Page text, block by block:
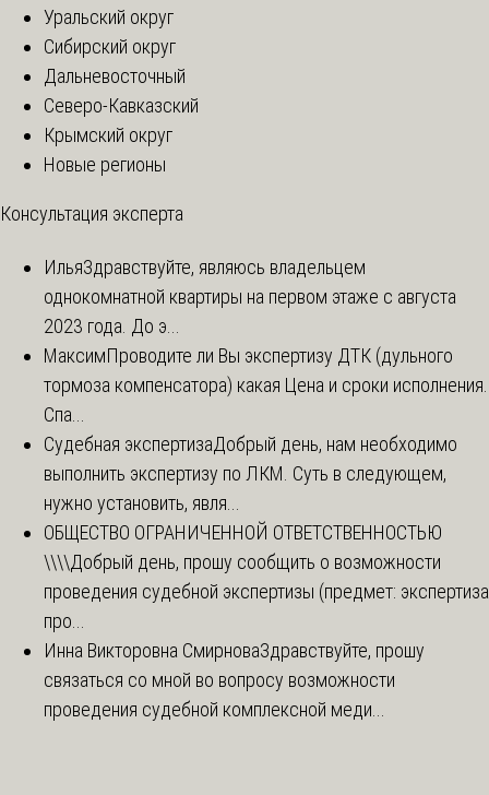
Уральский округ
Сибирский округ
Дальневосточный
Северо-Кавказский
Крымский округ
Новые регионы
Консультация эксперта
ИльяЗдравствуйте, являюсь владельцем
однокомнатной квартиры на первом этаже с августа
2023 года. До э...
МаксимПроводите ли Вы экспертизу ДТК (дульного
тормоза компенсатора) какая Цена и сроки исполнения.
Спа...
Судебная экспертизаДобрый день, нам необходимо
выполнить экспертизу по ЛКМ. Суть в следующем,
нужно установить, явля...
ОБЩЕСТВО ОГРАНИЧЕННОЙ ОТВЕТСТВЕННОСТЬЮ
\\\\Добрый день, прошу сообщить о возможности
проведения судебной экспертизы (предмет: экспертиза
про...
Инна Викторовна СмирноваЗдравствуйте, прошу
связаться со мной во вопросу возможности
проведения судебной комплексной меди...